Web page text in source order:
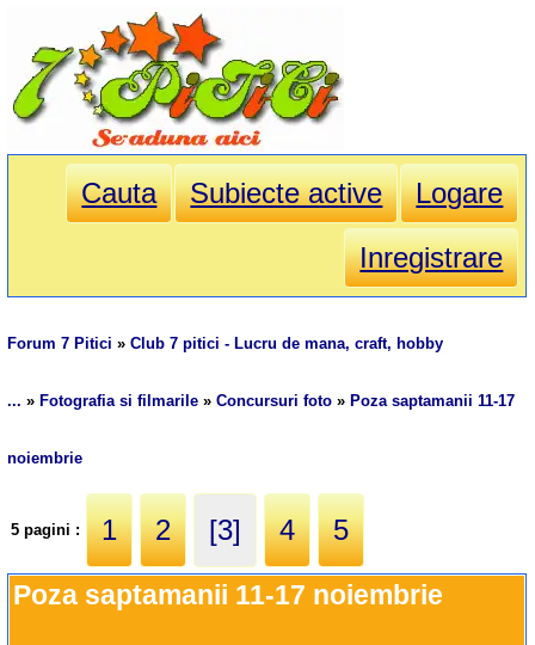
Cauta Subiecte active
Logare
Inregistrare
Forum 7 Pitici »Club 7 pitici - Lucru de mana, craft, hobby
... » Fotografia si filmarile »Concursuri foto » Poza saptamanii 11-17
noiembrie
5 pagini : 1 2 [3] 4 5
Poza saptamanii 11-17 noiembrie